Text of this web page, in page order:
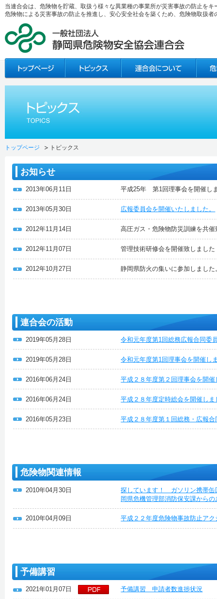
当連合会は、危険物を貯蔵、取扱う様々な異業種の事業所が災害事故の防止を
危険物による災害事故の防止を推進し、安心安全社会を築くため、危険物取扱
トップページ トピックス
お知らせ
2013年06月11日 平成25年 第1回理事会を開催し
2013年05月30日 広報委員会を開催いたしました。
2012年11月14日 高圧ガス・危険物防災訓練を共
2012年11月07日 管理技術研修会を開催致しました
2012年10月27日 静岡県防火の集いに参加しました
連合会の活動
2019年05月28日 令和元年度第1回総務広報合同委
2019年05月28日 令和元年度第1回理事会を開催し
2016年06月24日 平成２８年度第２回理事会を開催
2016年06月24日 平成２８年度定時総会を開催しま
2016年05月23日 平成２８年度第１回総務・広報
危険物関連情報
2010年04月30日
探しています！ ガソリン携帯缶
岡県危機管理部消防保安課から
2010年04月09日 平成２２年度危険物事故防止ア
予備講習
2021年01月07日 予備講習 申請者数進捗状況